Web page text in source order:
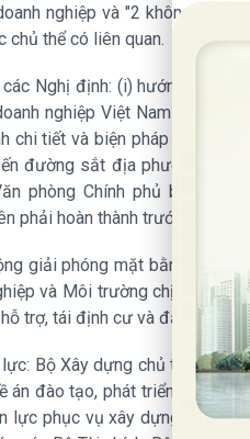
nghiệp và "2 không":
chủ thể có liên quan.
các Nghị định: (i) hướng dẫn
nghiệp Việt Nam được
chi tiết và biện pháp thi hành
đường sắt địa phương và
phòng Chính phủ báo
phải hoàn thành trước ngày
giải phóng mặt bằng;
và Môi trường chịu trách
trợ, tái định cư và đất rừng,
Bộ Xây dựng chủ trì, phối
án đào tạo, phát triển nguồn
lực phục vụ xây dựng, quản